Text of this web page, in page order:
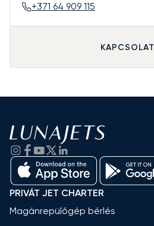
+371 64 909 115
KAPCSOLAT
PRIVÁT JET CHARTER
Magánrepülőgép bérlés